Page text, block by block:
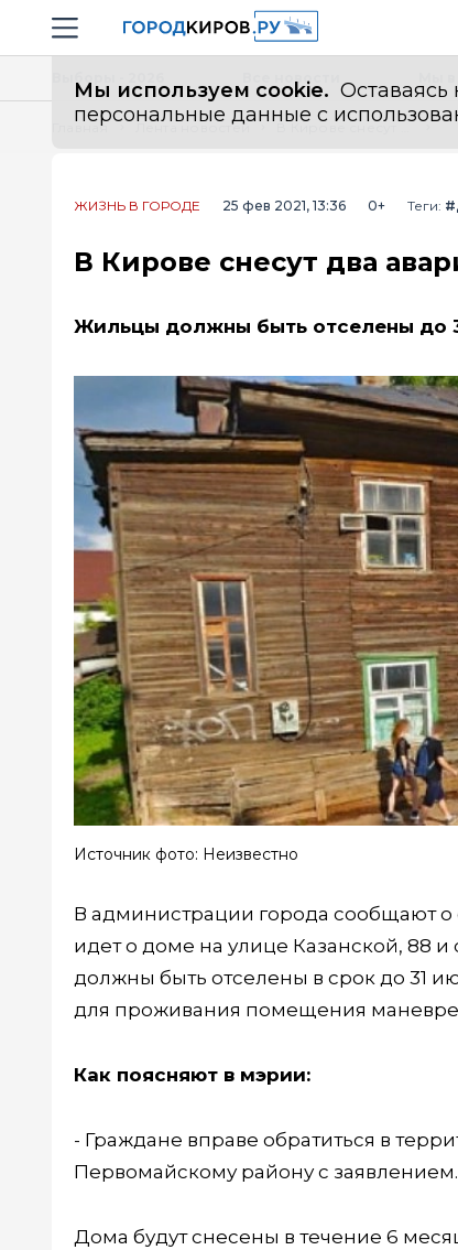
Навигация сайта
Мы используем cookie. Оставаясь
персональные данные с
Все новости
Главная Лента новостей
ЖИЗНЬ В ГОРОДЕ 25 фев 2021, 13:36 0+ Теги:
В Кирове снесут два
Жильцы должны быть отселены до
Источник фото: Неизвестно
В администрации города сообщают
идет о доме на улице Казанской, 88
должны быть отселены в срок до 31
для проживания помещения
Как поясняют в мэрии:
- Граждане вправе обратиться в
Первомайскому району с заявлением.
Дома будут снесены в течение 6